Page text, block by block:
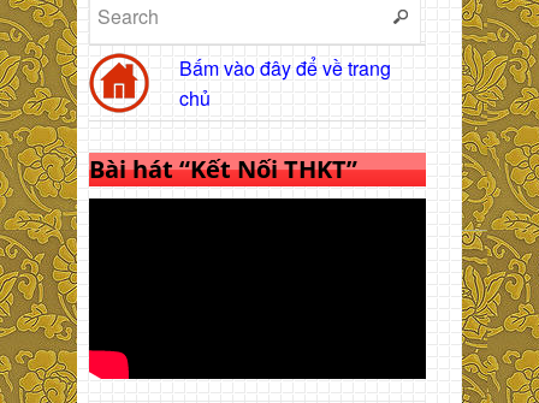
Bấm vào đây để về trang
chủ
Bài hát “Kết Nối THKT”